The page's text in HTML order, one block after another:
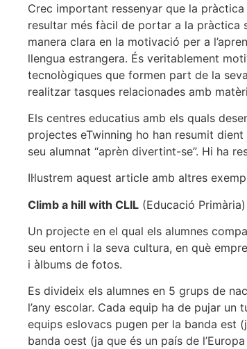
Crec important ressenyar que la
resultar més fàcil de portar a la pràctica
manera clara en la motivació per a
llengua estrangera. És veritablement
tecnològiques que formen part de la
realitzar tasques relacionades amb
Els centres educatius amb els quals
projectes eTwinning ho han resumit
seu alumnat “aprèn divertint-se”. Hi ha
Il·lustrem aquest article amb altres
Climb a hill with CLIL (Educació Primària)
Un projecte en el qual els alumnes
seu entorn i la seva cultura, en què
i àlbums de fotos.
Es divideix els alumnes en 5 grups de
l’any escolar. Cada equip ha de pujar
equips eslovacs pugen per la banda est
banda oest (ja que és un país de